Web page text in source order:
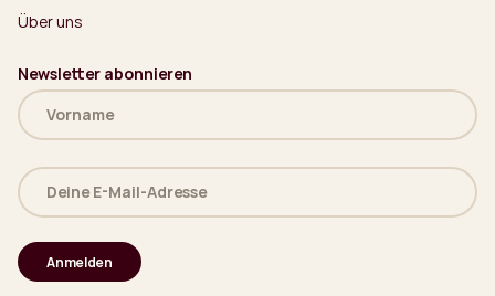
Über uns
Newsletter abonnieren
Name
(erforderlich)
Deine
E-
Mail-
(erforderlich)